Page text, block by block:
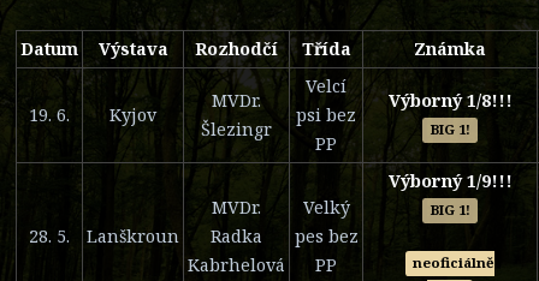
Datum Výstava Rozhodčí Třída Známka
19. 6. Kyjov
MVDr.
Šlezingr
Velcí
psi bez
PP
Výborný 1/8!!!
BIG 1!
28. 5. Lanškroun
MVDr.
Radka
Kabrhelová
Velký
pes bez
PP
Výborný 1/9!!!
BIG 1!
neoficiálně